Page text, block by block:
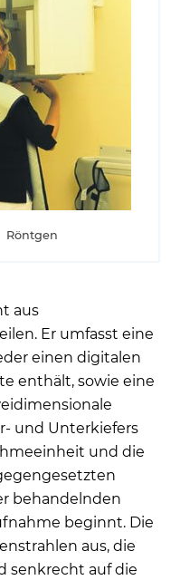
Röntgen
aus
Er umfasst eine
einen digitalen
enthält, sowie eine
und Unterkiefers
und die
behandelnden
beginnt. Die
aus, die
senkrecht auf die